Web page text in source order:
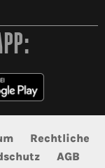
Rechtliche
AGB